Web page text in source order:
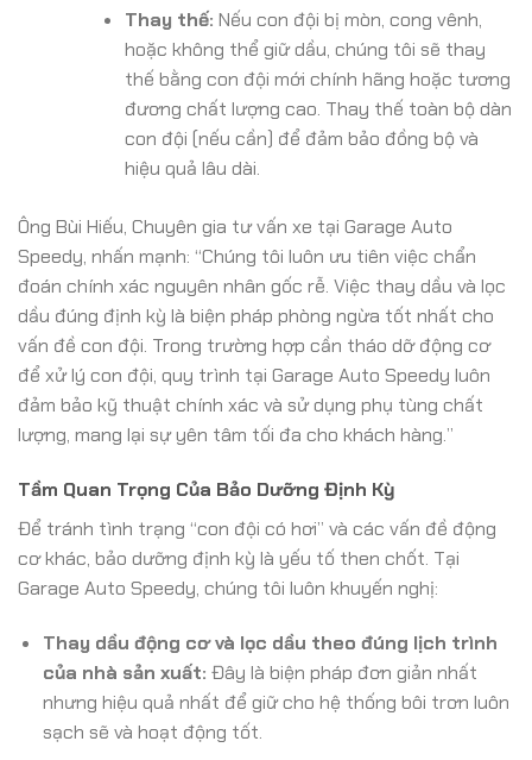
Thay thế: Nếu con đội bị mòn, cong vênh,
hoặc không thể giữ dầu, chúng tôi sẽ thay
thế bằng con đội mới chính hãng hoặc tương
đương chất lượng cao. Thay thế toàn bộ dàn
con đội (nếu cần) để đảm bảo đồng bộ và
hiệu quả lâu dài.
Ông Bùi Hiếu, Chuyên gia tư vấn xe tại Garage Auto
Speedy, nhấn mạnh: “Chúng tôi luôn ưu tiên việc chẩn
đoán chính xác nguyên nhân gốc rễ. Việc thay dầu và lọc
dầu đúng định kỳ là biện pháp phòng ngừa tốt nhất cho
vấn đề con đội. Trong trường hợp cần tháo dỡ động cơ
để xử lý con đội, quy trình tại Garage Auto Speedy luôn
đảm bảo kỹ thuật chính xác và sử dụng phụ tùng chất
lượng, mang lại sự yên tâm tối đa cho khách hàng.”
Tầm Quan Trọng Của Bảo Dưỡng Định Kỳ
Để tránh tình trạng “con đội có hơi” và các vấn đề động
cơ khác, bảo dưỡng định kỳ là yếu tố then chốt. Tại
Garage Auto Speedy, chúng tôi luôn khuyến nghị:
Thay dầu động cơ và lọc dầu theo đúng lịch trình
của nhà sản xuất: Đây là biện pháp đơn giản nhất
nhưng hiệu quả nhất để giữ cho hệ thống bôi trơn luôn
sạch sẽ và hoạt động tốt.